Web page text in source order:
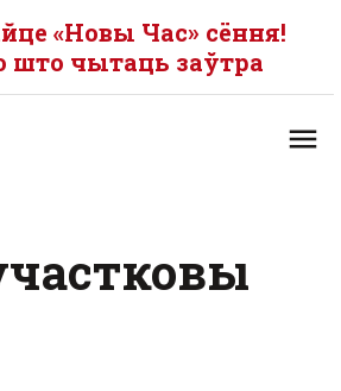
«Новы Час» сёння!
што чытаць заўтра